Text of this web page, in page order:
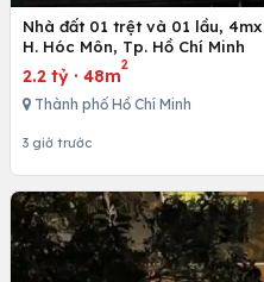
Nhà đất 01 trệt và 01 lầu, 4mx12m ở đường Nguyễn Thị Sáu,
H. Hóc Môn, Tp. Hồ Chí Minh
2.2 tỷ · 48m
2
Thành phố Hồ Chí Minh
3 giờ trước